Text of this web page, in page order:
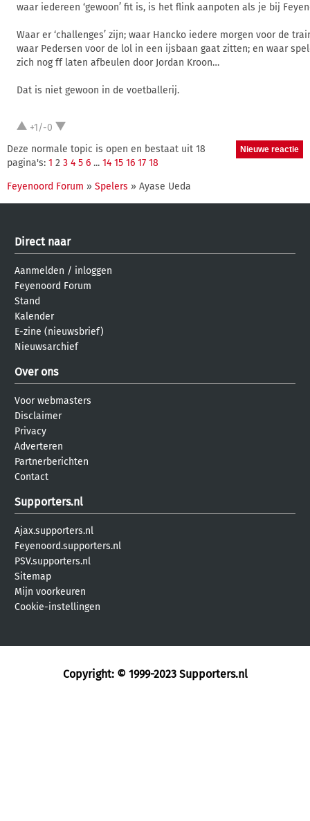
waar iedereen ‘gewoon’ fit is, is het flink aanpoten als je bij
Waar er ‘challenges’ zijn; waar Hancko iedere morgen voor de
waar Pedersen voor de lol in een ijsbaan gaat zitten; en waar
zich nog ff laten afbeulen door Jordan Kroon…
Dat is niet gewoon in de voetballerij.
+1/-0
Deze normale topic is open en bestaat uit 18
pagina's: 1 2 3 4 5 6 ... 14 15 16 17 18
Feyenoord Forum » Spelers » Ayase Ueda
Direct naar
Aanmelden / inloggen
Feyenoord Forum
Stand
Kalender
E-zine (nieuwsbrief)
Nieuwsarchief
Over ons
Voor webmasters
Disclaimer
Privacy
Adverteren
Partnerberichten
Contact
Supporters.nl
Ajax.supporters.nl
Feyenoord.supporters.nl
PSV.supporters.nl
Sitemap
Mijn voorkeuren
Cookie-instellingen
Copyright: © 1999-2023 Supporters.nl